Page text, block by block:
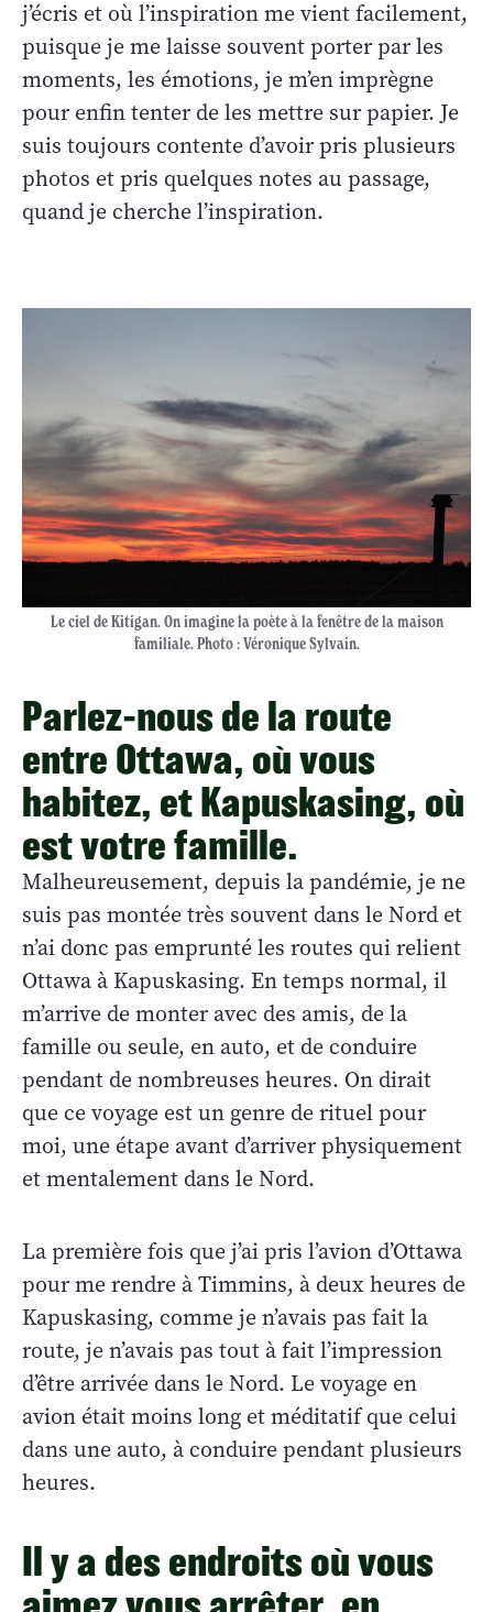
j’écris et où l’inspiration me vient facilement,
puisque je me laisse souvent porter par les
moments, les émotions, je m’en imprègne
pour enfin tenter de les mettre sur papier. Je
suis toujours contente d’avoir pris plusieurs
photos et pris quelques notes au passage,
quand je cherche l’inspiration.
Le ciel de Kitigan. On imagine la poète à la fenêtre de la maison
familiale. Photo : Véronique Sylvain.
Parlez-nous de la route
entre Ottawa, où vous
habitez, et Kapuskasing, où
est votre famille.
Malheureusement, depuis la pandémie, je ne
suis pas montée très souvent dans le Nord et
n’ai donc pas emprunté les routes qui relient
Ottawa à Kapuskasing. En temps normal, il
m’arrive de monter avec des amis, de la
famille ou seule, en auto, et de conduire
pendant de nombreuses heures. On dirait
que ce voyage est un genre de rituel pour
moi, une étape avant d’arriver physiquement
et mentalement dans le Nord.
La première fois que j’ai pris l’avion d’Ottawa
pour me rendre à Timmins, à deux heures de
Kapuskasing, comme je n’avais pas fait la
route, je n’avais pas tout à fait l’impression
d’être arrivée dans le Nord. Le voyage en
avion était moins long et méditatif que celui
dans une auto, à conduire pendant plusieurs
heures.
Il y a des endroits où vous